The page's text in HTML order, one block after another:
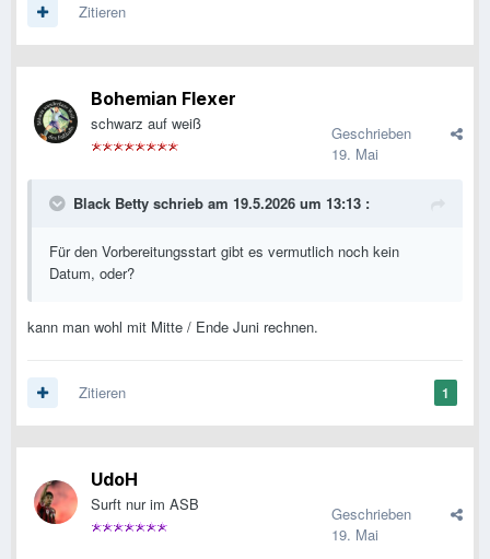
Zitieren
Bohemian Flexer
schwarz auf weiß
Geschrieben
19. Mai
Black Betty schrieb am 19.5.2026 um 13:13 :
Für den Vorbereitungsstart gibt es vermutlich noch kein
Datum, oder?
kann man wohl mit Mitte / Ende Juni rechnen.
1
Zitieren
UdoH
Surft nur im ASB
Geschrieben
19. Mai